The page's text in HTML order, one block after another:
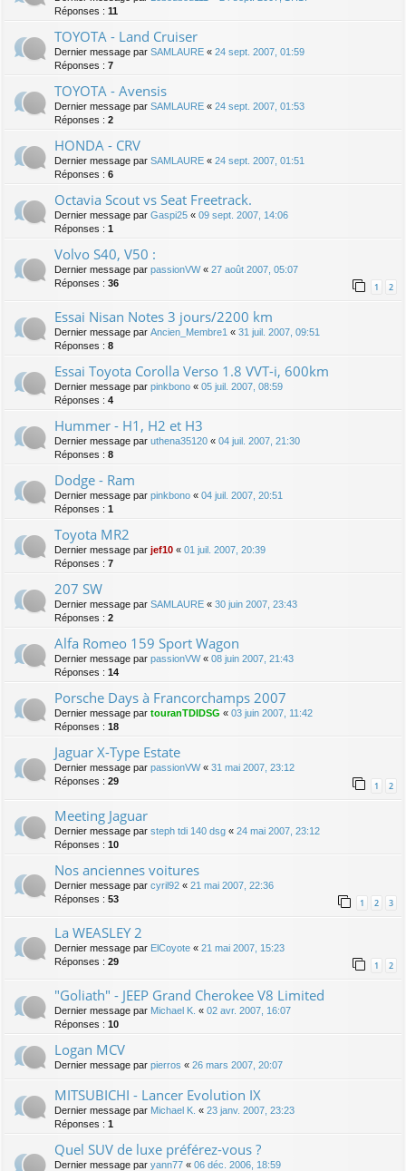
Réponses : 11
TOYOTA - Land Cruiser
Dernier message par SAMLAURE « 24 sept. 2007, 01:59
Réponses : 7
TOYOTA - Avensis
Dernier message par SAMLAURE « 24 sept. 2007, 01:53
Réponses : 2
HONDA - CRV
Dernier message par SAMLAURE « 24 sept. 2007, 01:51
Réponses : 6
Octavia Scout vs Seat Freetrack.
Dernier message par Gaspi25 « 09 sept. 2007, 14:06
Réponses : 1
Volvo S40, V50 :
Dernier message par passionVW« 27 août 2007, 05:07
Réponses : 36 1 2
Essai Nisan Notes 3 jours/2200 km
Dernier message par Ancien_Membre1 « 31 juil. 2007, 09:51
Réponses : 8
Essai Toyota Corolla Verso 1.8 VVT-i, 600km
Dernier message par pinkbono « 05 juil. 2007, 08:59
Réponses : 4
Hummer - H1, H2 et H3
Dernier message par uthena35120 « 04 juil. 2007, 21:30
Réponses : 8
Dodge - Ram
Dernier message par pinkbono « 04 juil. 2007, 20:51
Réponses : 1
Toyota MR2
Dernier message par jef10 « 01 juil. 2007, 20:39
Réponses : 7
207 SW
Dernier message par SAMLAURE « 30 juin 2007, 23:43
Réponses : 2
Alfa Romeo 159 Sport Wagon
Dernier message par passionVW« 08 juin 2007, 21:43
Réponses : 14
Porsche Days à Francorchamps 2007
Dernier message par touranTDIDSG « 03 juin 2007, 11:42
Réponses : 18
Jaguar X-Type Estate
Dernier message par passionVW« 31 mai 2007, 23:12
Réponses : 29 1 2
Meeting Jaguar
Dernier message par steph tdi 140 dsg « 24 mai 2007, 23:12
Réponses : 10
Nos anciennes voitures
Dernier message par cyril92 « 21 mai 2007, 22:36
Réponses : 53 1 2 3
La WEASLEY 2
Dernier message par ElCoyote « 21 mai 2007, 15:23
Réponses : 29 1 2
"Goliath" - JEEP Grand Cherokee V8 Limited
Dernier message par Michael K. « 02 avr. 2007, 16:07
Réponses : 10
Logan MCV
Dernier message par pierros « 26 mars 2007, 20:07
MITSUBICHI - Lancer Evolution IX
Dernier message par Michael K. « 23 janv. 2007, 23:23
Réponses : 1
Quel SUV de luxe préférez-vous ?
Dernier message par yann77 « 06 déc. 2006, 18:59